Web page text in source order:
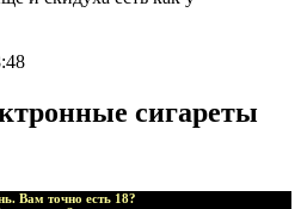
сигареты
Вам точно есть 18?